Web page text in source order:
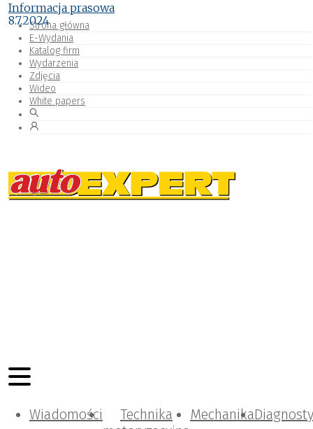
Strona główna
E-Wydania
Katalog firm
Wydarzenia
Zdjęcia
Wideo
White papers
Wiadomości
Technika
Mechanika
Informacja prasowa
8.7.2024